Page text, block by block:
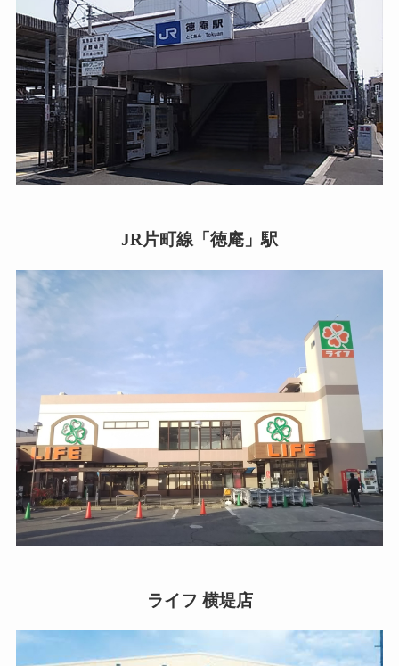
JR片町線「徳庵」駅
ライフ 横堤店